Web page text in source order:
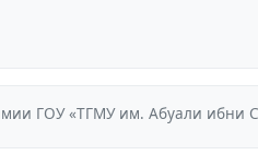
ГОУ «ТГМУ им. Абуали ибни